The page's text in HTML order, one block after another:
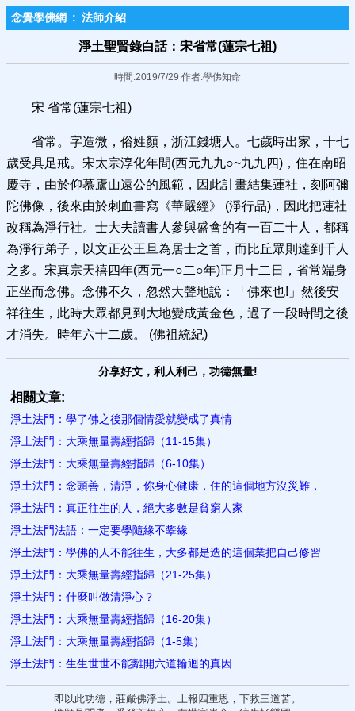
念覺學佛網 : 法師介紹
淨土聖賢錄白話：宋省常(蓮宗七祖)
時間:2019/7/29 作者:學佛知命
宋 省常(蓮宗七祖)
省常。字造微，俗姓顏，浙江錢塘人。七歲時出家，十七
歲受具足戒。宋太宗淳化年間(西元九九○~九九四)，住在南昭
慶寺，由於仰慕廬山遠公的風範，因此計畫結集蓮社，刻阿彌
陀佛像，後來由於刺血書寫《華嚴經》 (淨行品)，因此把蓮社
改稱為淨行社。士大夫讀書人參與盛會的有一百二十人，都稱
為淨行弟子，以文正公王旦為居士之首，而比丘眾則達到千人
之多。宋真宗天禧四年(西元一○二○年)正月十二日，省常端身
正坐而念佛。念佛不久，忽然大聲地說：「佛來也!」然後安
祥往生，此時大眾都見到大地變成黃金色，過了一段時間之後
才消失。時年六十二歲。 (佛祖統紀)
分享好文，利人利己，功德無量!
相關文章:
淨土法門：學了佛之後那個情愛就變成了真情
淨土法門：大乘無量壽經指歸（11-15集）
淨土法門：大乘無量壽經指歸（6-10集）
淨土法門：念頭善，清淨，你身心健康，住的這個地方沒災難，
淨土法門：真正往生的人，絕大多數是貧窮人家
淨土法門法語：一定要學隨緣不攀緣
淨土法門：學佛的人不能往生，大多都是造的這個業把自己修習
淨土法門：大乘無量壽經指歸（21-25集）
淨土法門：什麼叫做清淨心？
淨土法門：大乘無量壽經指歸（16-20集）
淨土法門：大乘無量壽經指歸（1-5集）
淨土法門：生生世世不能離開六道輪迴的真因
即以此功德，莊嚴佛淨土。上報四重恩，下救三道苦。